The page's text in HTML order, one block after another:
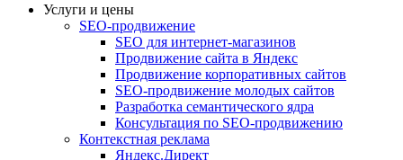
Услуги и цены
SEO-продвижение
SEO для интернет-магазинов
Продвижение сайта в Яндекс
Продвижение корпоративных сайтов
SEO-продвижение молодых сайтов
Разработка семантического ядра
Консультация по SEO-продвижению
Контекстная реклама
Яндекс.Директ